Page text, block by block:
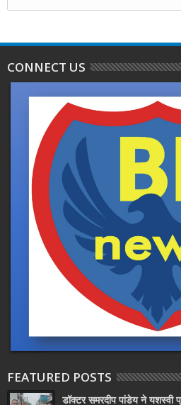
CONNECT US
FEATURED POSTS
डॉक्टर समरदीप पांडेय ने यशस्वी